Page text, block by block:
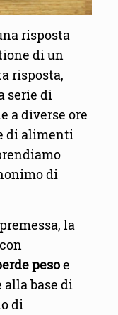
risposta
di un
risposta,
serie di
a diverse ore
di alimenti
di
la
pesoe
alla base di
di